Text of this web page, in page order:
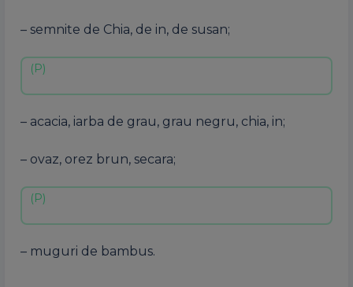
– semnite de Chia, de in, de susan;
– acacia, iarba de grau, grau negru, chia, in;
– ovaz, orez brun, secara;
– muguri de bambus.